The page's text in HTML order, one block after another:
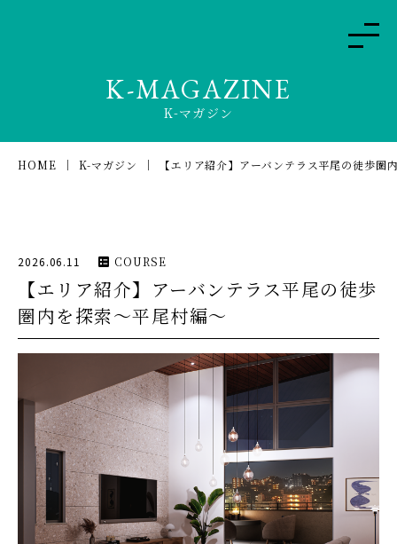
K-MAGAZINE
K-マガジン
HOME K-マガジン 【エリア紹介】アーバンテラス平尾の徒歩圏
2026.06.11 COURSE
【エリア紹介】アーバンテラス平尾の徒歩
圏内を探索〜平尾村編〜